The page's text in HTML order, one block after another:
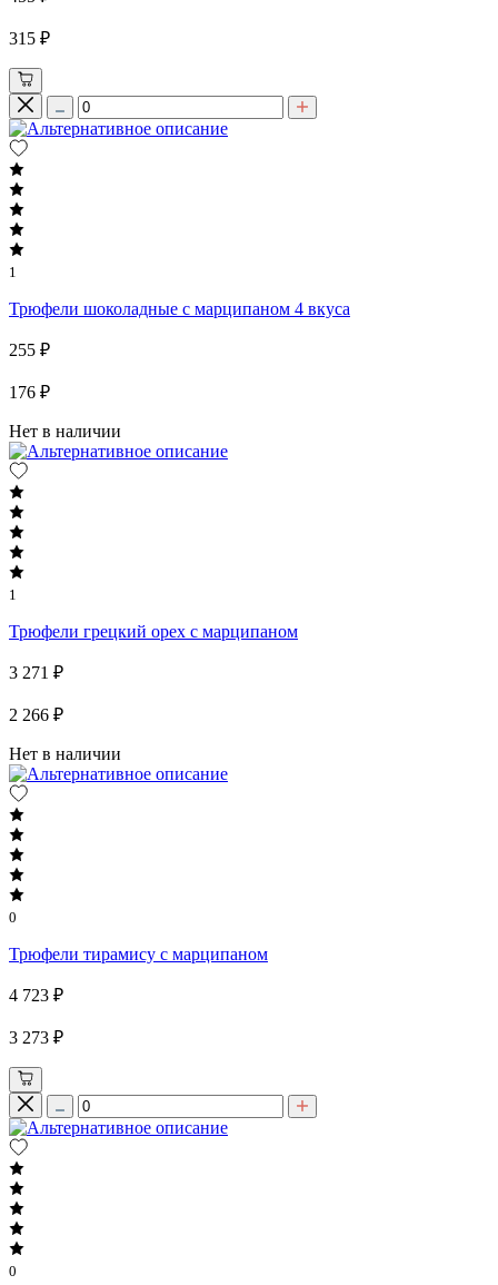
315 ₽
1
Трюфели шоколадные с марципаном 4 вкуса
255 ₽
176 ₽
Нет в наличии
1
Трюфели грецкий орех с марципаном
3 271 ₽
2 266 ₽
Нет в наличии
0
Трюфели тирамису с марципаном
4 723 ₽
3 273 ₽
0